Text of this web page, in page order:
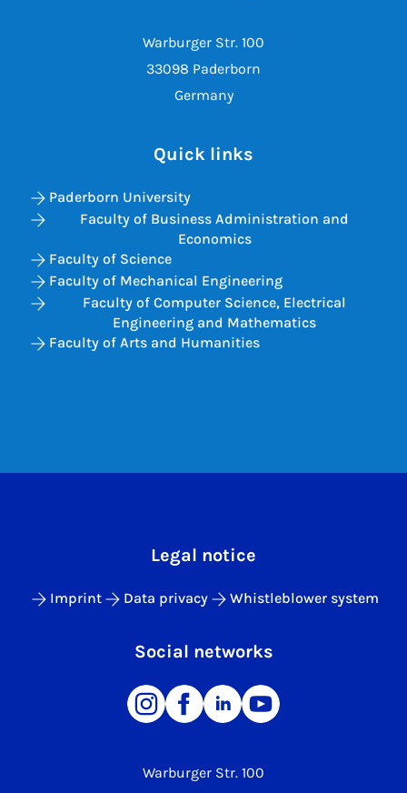
Warburger Str. 100
33098 Paderborn
Germany
Quick links
Paderborn University
Faculty of Business Administration and
Economics
Faculty of Science
Faculty of Mechanical Engineering
Faculty of Computer Science, Electrical
Engineering and Mathematics
Faculty of Arts and Humanities
Warburger Str. 100
Legal notice
Imprint Data privacy Whistleblower system
Social networks